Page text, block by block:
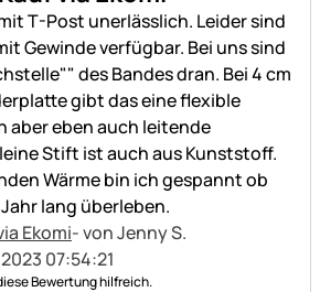
T-Post unerlässlich. Leider sind
Gewinde verfügbar. Bei uns sind
des Bandes dran. Bei 4 cm
gibt das eine flexible
eben auch leitende
Stift ist auch aus Kunststoff.
Wärme bin ich gespannt ob
lang überleben.
Ekomi- von Jenny S.
07:54:21
Bewertung hilfreich.